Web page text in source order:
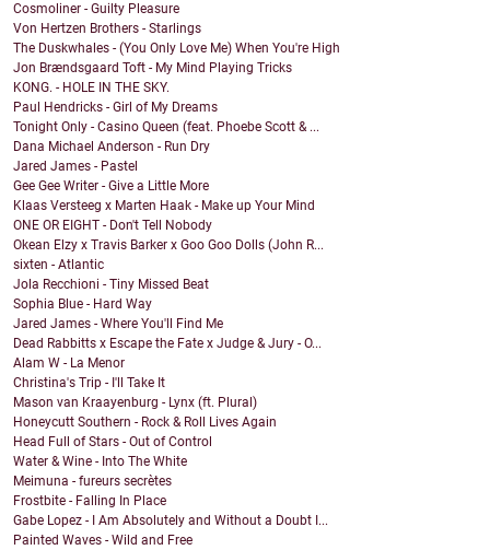
Cosmoliner - Guilty Pleasure
Von Hertzen Brothers - Starlings
The Duskwhales - (You Only Love Me) When You're High
Jon Brændsgaard Toft - My Mind Playing Tricks
KONG. - HOLE IN THE SKY.
Paul Hendricks - Girl of My Dreams
Tonight Only - Casino Queen (feat. Phoebe Scott & ...
Dana Michael Anderson - Run Dry
Jared James - Pastel
Gee Gee Writer - Give a Little More
Klaas Versteeg x Marten Haak - Make up Your Mind
ONE OR EIGHT - Don't Tell Nobody
Okean Elzy x Travis Barker x Goo Goo Dolls (John R...
sixten - Atlantic
Jola Recchioni - Tiny Missed Beat
Sophia Blue - Hard Way
Jared James - Where You'll Find Me
Dead Rabbitts x Escape the Fate x Judge & Jury - O...
Alam W - La Menor
Christina's Trip - I'll Take It
Mason van Kraayenburg - Lynx (ft. Plural)
Honeycutt Southern - Rock & Roll Lives Again
Head Full of Stars - Out of Control
Water & Wine - Into The White
Meimuna - fureurs secrètes
Frostbite - Falling In Place
Gabe Lopez - I Am Absolutely and Without a Doubt I...
Painted Waves - Wild and Free